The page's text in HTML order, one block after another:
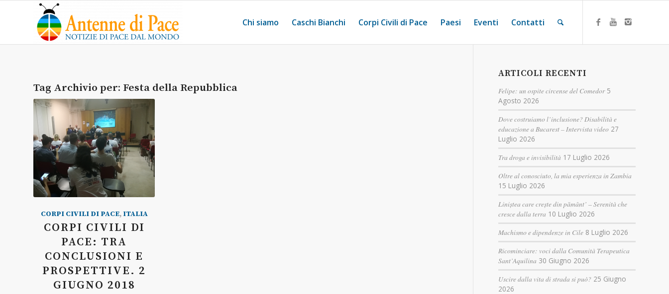
Chi siamo Caschi Bianchi Corpi Civili di Pace Paesi Eventi Contatti
Tag Archivio per: Festa della Repubblica
CORPI CIVILI DI PACE, ITALIA
CORPI CIVILI DI
PACE: TRA
CONCLUSIONI E
PROSPETTIVE. 2
GIUGNO 2018
ARTICOLI RECENTI
Felipe: un ospite circense del Comedor 5
Agosto 2026
Dove costruiamo l’inclusione? Disabilità e
educazione a Bucarest – Intervista video 27
Luglio 2026
Tra droga e invisibilità 17 Luglio 2026
Oltre al conosciuto, la mia esperienza in Zambia
15 Luglio 2026
Liniștea care crește din pământ’ – Serenità che
cresce dalla terra 10 Luglio 2026
Machismo e dipendenze in Cile 8 Luglio 2026
Ricominciare: voci dalla Comunità Terapeutica
Sant’Aquilina 30 Giugno 2026
Uscire dalla vita di strada si può? 25 Giugno
2026